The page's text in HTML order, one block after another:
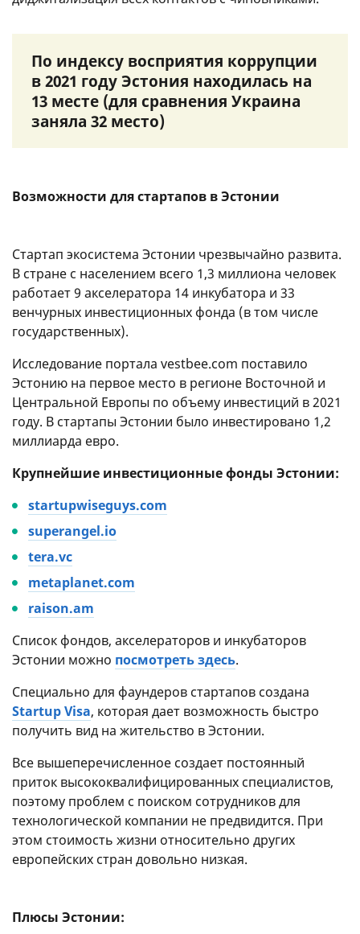
По индексу восприятия коррупции
в 2021 году Эстония находилась на
13 месте (для сравнения Украина
заняла 32 место)
Возможности для стартапов в Эстонии
Стартап экосистема Эстонии чрезвычайно развита.
В стране с населением всего 1,3 миллиона человек
работает 9 акселератора 14 инкубатора и 33
венчурных инвестиционных фонда (в том числе
государственных).
Исследование портала vestbee.com поставило
Эстонию на первое место в регионе Восточной и
Центральной Европы по объему инвестиций в 2021
году. В стартапы Эстонии было инвестировано 1,2
миллиарда евро.
Крупнейшие инвестиционные фонды Эстонии:
startupwiseguys.com
superangel.io
tera.vc
metaplanet.com
raison.am
Список фондов, акселераторов и инкубаторов
Эстонии можно посмотреть здесь.
Специально для фаундеров стартапов создана
Startup Visa, которая дает возможность быстро
получить вид на жительство в Эстонии.
Все вышеперечисленное создает постоянный
приток высококвалифицированных специалистов,
поэтому проблем с поиском сотрудников для
технологической компании не предвидится. При
этом стоимость жизни относительно других
европейских стран довольно низкая.
Плюсы Эстонии: